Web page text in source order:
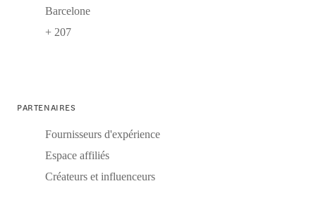
Barcelone
+ 207
PARTENAIRES
Fournisseurs d'expérience
Espace affiliés
Créateurs et influenceurs